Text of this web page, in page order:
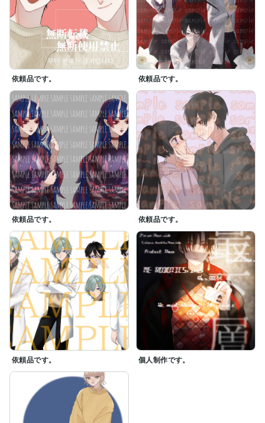
依頼品です。 依頼品です。
依頼品です。 依頼品です。
依頼品です。 個人制作です。